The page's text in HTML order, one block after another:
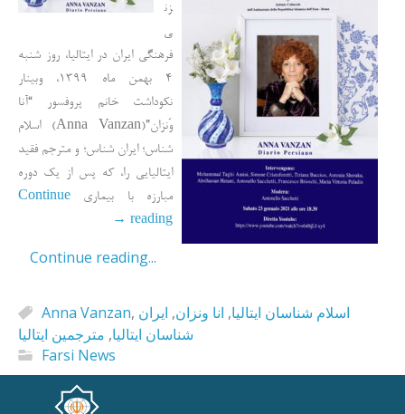
زن
ی
فرهنگی ایران در ایتالیا، روز شنبه
4 بهمن ماه 1399، وبینار
نکوداشت خانم پروفسور “آنا
وَنزان”(Anna Vanzan) اسلام
شناس؛ ایران شناس؛ و مترجم فقید
ایتالیایی را، که پس از یک دوره
مبارزه با بیماری Continue
reading
→
Continue reading...
Anna Vanzan, اسلام شناسان ایتالیا, انا ونزان, ایران
شناسان ایتالیا, مترجمین ایتالیا
Farsi News